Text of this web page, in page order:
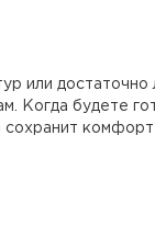
или достаточно
Когда будете
комфорт